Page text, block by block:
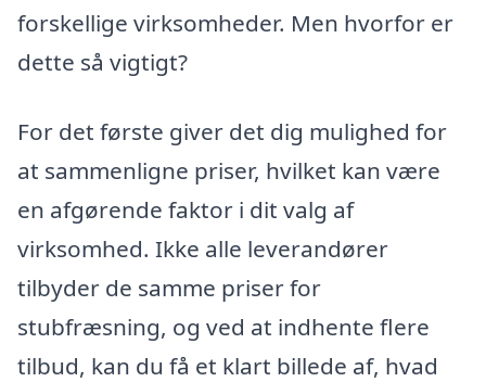
forskellige virksomheder. Men hvorfor er
dette så vigtigt?
For det første giver det dig mulighed for
at sammenligne priser, hvilket kan være
en afgørende faktor i dit valg af
virksomhed. Ikke alle leverandører
tilbyder de samme priser for
stubfræsning, og ved at indhente flere
tilbud, kan du få et klart billede af, hvad